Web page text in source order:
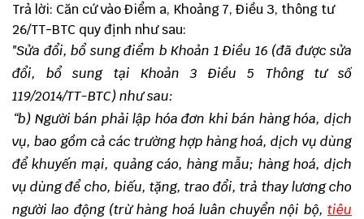
Trả lời: Căn cứ vào Điểm a, Khoảng 7, Điều 3, thông tư
26/TT-BTC quy định như sau:
"Sửa đổi, bổ sung điểm b Khoản 1 Điều 16 (đã được sửa
đổi, bổ sung tại Khoản 3 Điều 5 Thông tư số
119/2014/TT-BTC) như sau:
“b) Người bán phải lập hóa đơn khi bán hàng hóa, dịch
vụ, bao gồm cả các trường hợp hàng hoá, dịch vụ dùng
để khuyến mại, quảng cáo, hàng mẫu; hàng hoá, dịch
vụ dùng để cho, biếu, tặng, trao đổi, trả thay lương cho
người lao động (trừ hàng hoá luân chuyển nội bộ, tiêu